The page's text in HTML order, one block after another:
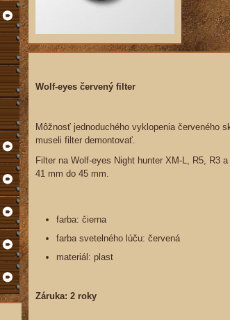
Wolf-eyes červený filter
Môžnosť jednoduchého vyklopenia červeného
museli filter demontovať.
Filter na Wolf-eyes Night hunter XM-L, R5, R3
41 mm do 45 mm.
farba: čierna
farba svetelného lúču: červená
materiál: plast
Záruka: 2 roky